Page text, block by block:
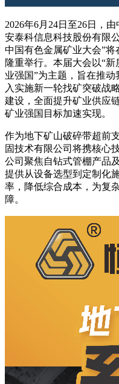
2026年6月24日至26日，
安泰科信息科技股份有限
中国有色金属矿业大会”
隆重举行。本届大会以“
业强国”为主题，旨在推
入实施新一轮找矿突破战
建设，全面提升矿业供应
矿业强国目标加速实现。
作为地下矿山破碎带超前
固技术有限公司将携核心
公司聚焦自钻式管棚产品
提供从设备选型到定制化
率，降低综合成本，为复
障。